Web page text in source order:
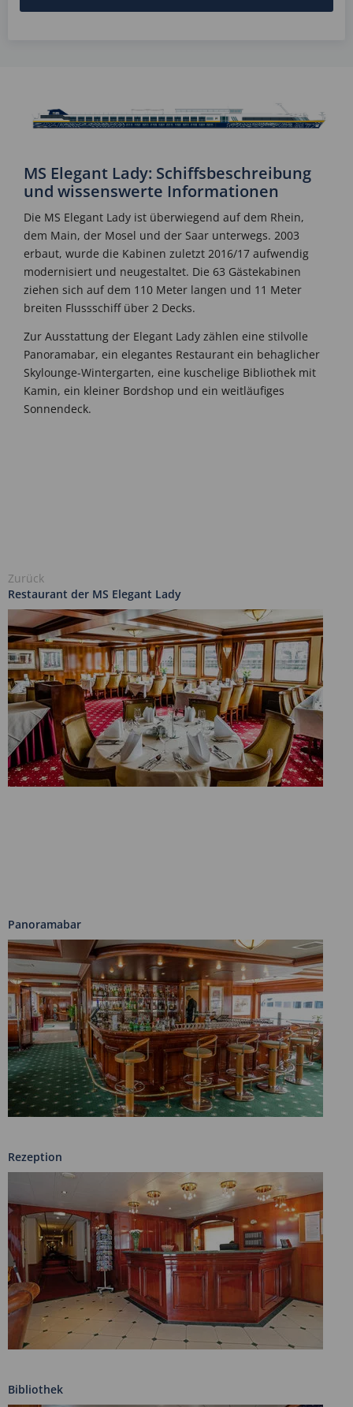
MS Elegant Lady: Schiffsbeschreibung
und wissenswerte Informationen
Die MS Elegant Lady ist überwiegend auf dem Rhein,
dem Main, der Mosel und der Saar unterwegs. 2003
erbaut, wurde die Kabinen zuletzt 2016/17 aufwendig
modernisiert und neugestaltet. Die 63 Gästekabinen
ziehen sich auf dem 110 Meter langen und 11 Meter
breiten Flussschiff über 2 Decks.
Zur Ausstattung der Elegant Lady zählen eine stilvolle
Panoramabar, ein elegantes Restaurant ein behaglicher
Skylounge-Wintergarten, eine kuschelige Bibliothek mit
Kamin, ein kleiner Bordshop und ein weitläufiges
Sonnendeck.
Zurück
Restaurant der MS Elegant Lady
Panoramabar
Rezeption
Bibliothek